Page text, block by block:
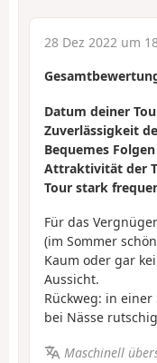
28 Dez 2022 um
Datum deiner
Zuverlässigkeit
Bequemes
Attraktivität der
Tour stark
Für das
(im Sommer
Kaum oder gar
Aussicht.
Rückweg: in
bei Nässe
Maschinell